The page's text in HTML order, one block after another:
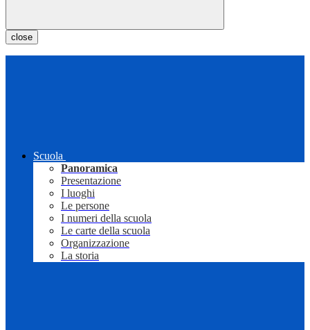
close
Scuola
Panoramica
Presentazione
I luoghi
Le persone
I numeri della scuola
Le carte della scuola
Organizzazione
La storia